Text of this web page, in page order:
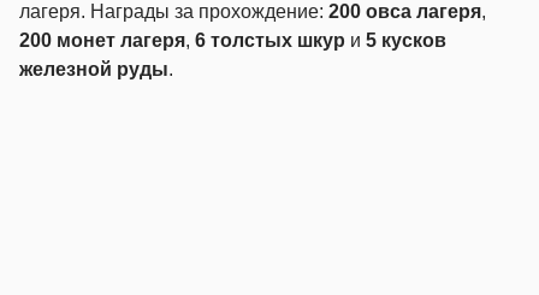
лагеря. Награды за прохождение: 200 овса лагеря,
200 монет лагеря, 6 толстых шкур и 5 кусков
железной руды.